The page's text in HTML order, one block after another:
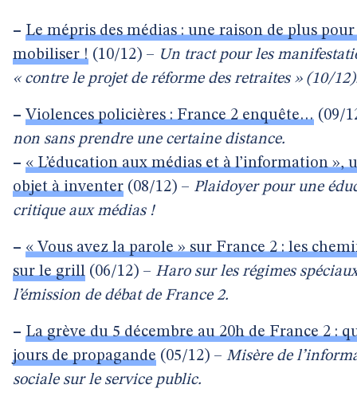
– Le mépris des médias : une raison de plus pour
mobiliser ! (10/12) – Un tract pour les
« contre le projet de réforme des retraites » (10/
– Violences policières : France 2 enquête… (09/
non sans prendre une certaine distance.
– « L’éducation aux médias et à l’information »,
objet à inventer (08/12) – Plaidoyer pour une
critique aux médias !
– « Vous avez la parole » sur France 2 : les
sur le grill (06/12) – Haro sur les régimes
l’émission de débat de France 2.
– La grève du 5 décembre au 20h de France 2 :
jours de propagande (05/12) – Misère de
sociale sur le service public.